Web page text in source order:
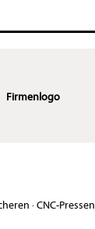
Firmenlogo
·CNC-Pressen